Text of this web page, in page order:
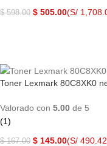
$598.00 $ 505.00(S/
Toner Lexmark 80C8XK0
Valorado con 5.00 de 5
(1)
$167.00 $ 145.00(S/